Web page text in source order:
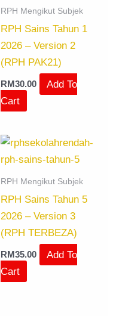
RPH Mengikut Subjek
RPH Sains Tahun 1
2026 – Version 2
(RPH PAK21)
RM30.00
Add To
Cart
RPH Mengikut Subjek
RPH Sains Tahun 5
2026 – Version 3
(RPH TERBEZA)
RM35.00
Add To
Cart